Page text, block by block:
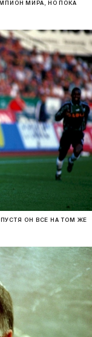
МИРА, НО ПОКА
ОН ВСЕ НА ТОМ ЖЕ